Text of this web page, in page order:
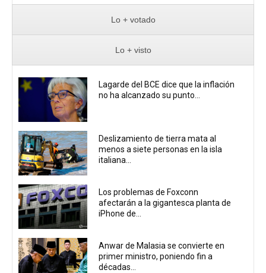
Lo + votado
Lo + visto
Lagarde del BCE dice que la inflación
no ha alcanzado su punto...
Deslizamiento de tierra mata al
menos a siete personas en la isla
italiana...
Los problemas de Foxconn
afectarán a la gigantesca planta de
iPhone de...
Anwar de Malasia se convierte en
primer ministro, poniendo fin a
décadas...